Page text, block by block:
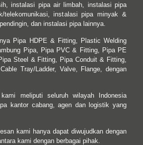
instalasi pipa air limbah, instalasi pipa
telekomunikasi, instalasi pipa minyak &
dan instalasi pipa lainnya.
Pipa HDPE & Fitting, Plastic Welding
Pipa, Pipa PVC & Fitting, Pipa PE
Steel & Fitting, Pipa Conduit & Fitting,
Tray/Ladder, Valve, Flange, dengan
meliputi seluruh wilayah Indonesia
kantor cabang, agen dan logistik yang
kami hanya dapat diwujudkan dengan
kami dengan berbagai pihak.